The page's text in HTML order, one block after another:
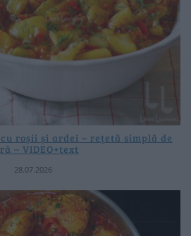
roșii și ardei – rețetă simplă de
– VIDEO+text
28.07.2026